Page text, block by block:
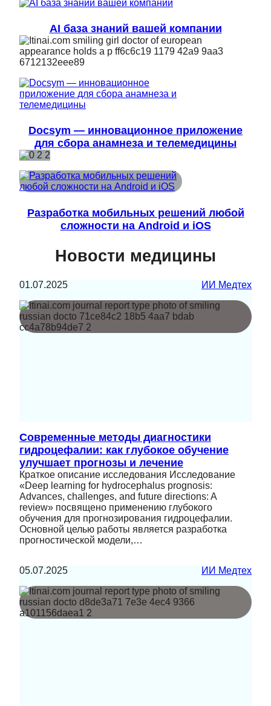
AI база знаний вашей компании
Docsym — инновационное приложение
для сбора анамнеза и телемедицины
Разработка мобильных решений любой
сложности на Android и iOS
Новости медицины
01.07.2025 ИИ Медтех
Современные методы диагностики
гидроцефалии: как глубокое обучение
улучшает прогнозы и лечение
Краткое описание исследования Исследование
«Deep learning for hydrocephalus prognosis:
Advances, challenges, and future directions: A
review» посвящено применению глубокого
обучения для прогнозирования гидроцефалии.
Основной целью работы является разработка
прогностической модели,…
05.07.2025 ИИ Медтех